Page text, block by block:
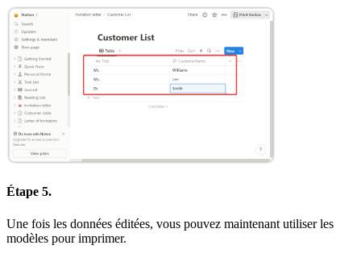
Étape 5.
Une fois les données éditées, vous pouvez maintenant utiliser les
modèles pour imprimer.